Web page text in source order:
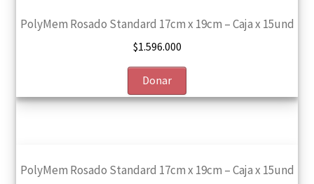
PolyMem Rosado Standard 17cm x 19cm – Caja x 15und
$1.596.000
Donar
PolyMem Rosado Standard 17cm x 19cm – Caja x 15und